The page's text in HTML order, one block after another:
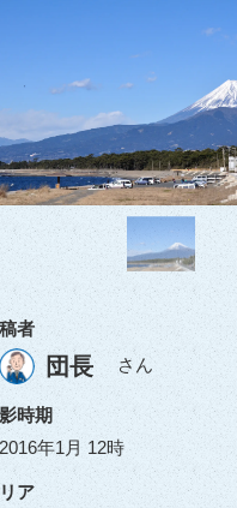
者
団長 さん
時期
2016年1月 12時
ア